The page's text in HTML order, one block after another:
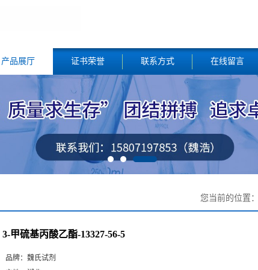
产品展厅 证书荣誉 联系方式 在线留言
您当前的位置：
3-甲硫基丙酸乙酯-13327-56-5
品牌： 魏氏试剂